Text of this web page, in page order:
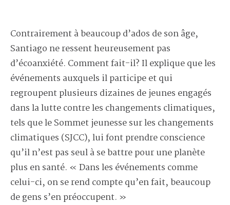
Contrairement à beaucoup d’ados de son âge,
Santiago ne ressent heureusement pas
d’écoanxiété. Comment fait-il? Il explique que les
événements auxquels il participe et qui
regroupent plusieurs dizaines de jeunes engagés
dans la lutte contre les changements climatiques,
tels que le Sommet jeunesse sur les changements
climatiques (SJCC), lui font prendre conscience
qu’il n’est pas seul à se battre pour une planète
plus en santé. « Dans les événements comme
celui-ci, on se rend compte qu’en fait, beaucoup
de gens s’en préoccupent. »